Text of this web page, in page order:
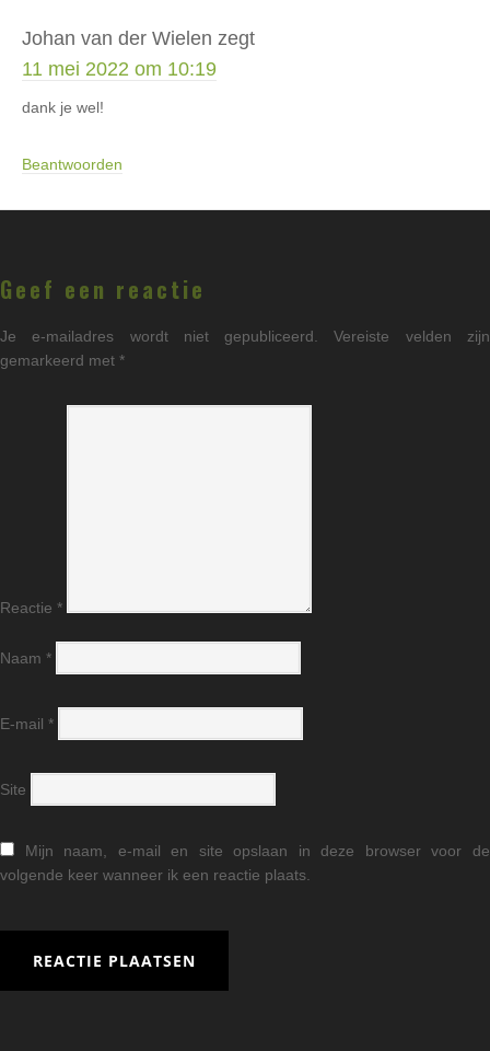
Johan van der Wielen zegt
11 mei 2022 om 10:19
dank je wel!
Beantwoorden
Geef een reactie
Je e-mailadres wordt niet gepubliceerd.
Vereiste velden zijn
gemarkeerd met *
Reactie *
Naam *
E-mail *
Site
Mijn naam, e-mail en site opslaan in deze browser voor de
volgende keer wanneer ik een reactie plaats.